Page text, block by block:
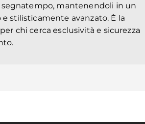
mantenendoli in un
stilisticamente avanzato. È la
chi cerca esclusività e sicurezza